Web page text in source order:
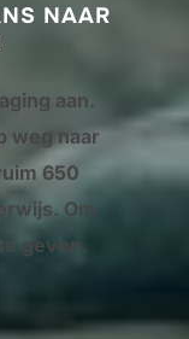
NAAR
aan.
weg naar
650
Om
geven.